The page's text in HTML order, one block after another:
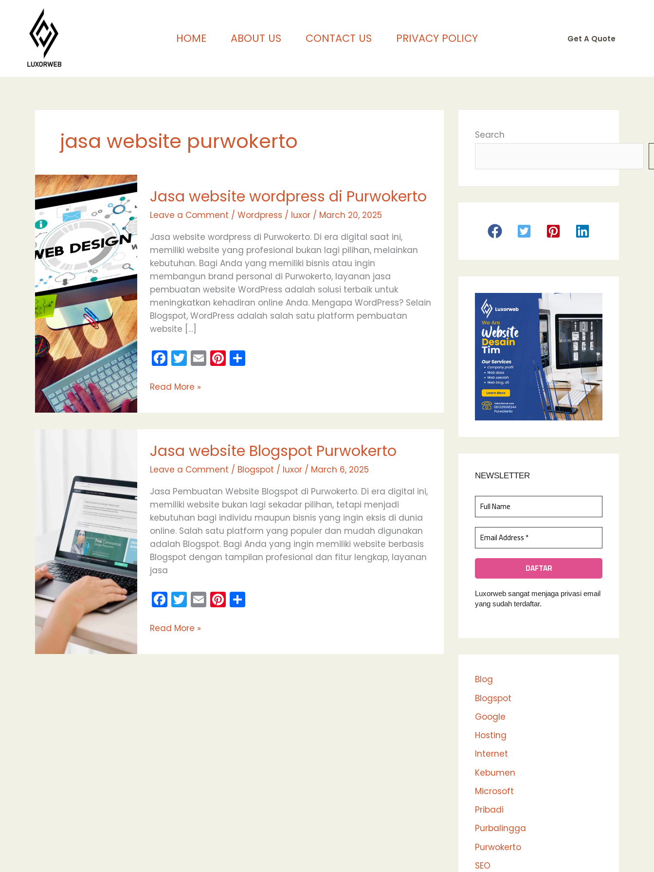
content
HOME ABOUT US CONTACT US PRIVACY POLICY Get A Quote
jasa website purwokerto
Jasa website wordpress di Purwokerto
Leave a Comment / Wordpress / luxor / March 20, 2025
Jasa website wordpress di Purwokerto. Di era digital saat ini,
memiliki website yang profesional bukan lagi pilihan, melainkan
kebutuhan. Bagi Anda yang memiliki bisnis atau ingin
membangun brand personal di Purwokerto, layanan jasa
pembuatan website WordPress adalah solusi terbaik untuk
meningkatkan kehadiran online Anda. Mengapa WordPress? Selain
Blogspot, WordPress adalah salah satu platform pembuatan
website […]
F
a
c
b
o
o
k
T
w
itt
E
m
Pi
nt
st
S
website
di
Purwokerto
Read More »
Jasa website Blogspot Purwokerto
Leave a Comment / Blogspot / luxor / March 6, 2025
Jasa Pembuatan Website Blogspot di Purwokerto. Di era digital ini,
memiliki website bukan lagi sekadar pilihan, tetapi menjadi
kebutuhan bagi individu maupun bisnis yang ingin eksis di dunia
online. Salah satu platform yang populer dan mudah digunakan
adalah Blogspot. Bagi Anda yang ingin memiliki website berbasis
Blogspot dengan tampilan profesional dan fitur lengkap, layanan
jasa
F
a
c
b
T
w
itt
E
m
Pi
nt
st
S
website
Purwokerto
Read More »
Search
NEWSLETTER
Luxorweb sangat menjaga privasi email
yang sudah terdaftar.
Blog
Blogspot
Google
Hosting
Internet
Kebumen
Microsoft
Pribadi
Purbalingga
Purwokerto
SEO